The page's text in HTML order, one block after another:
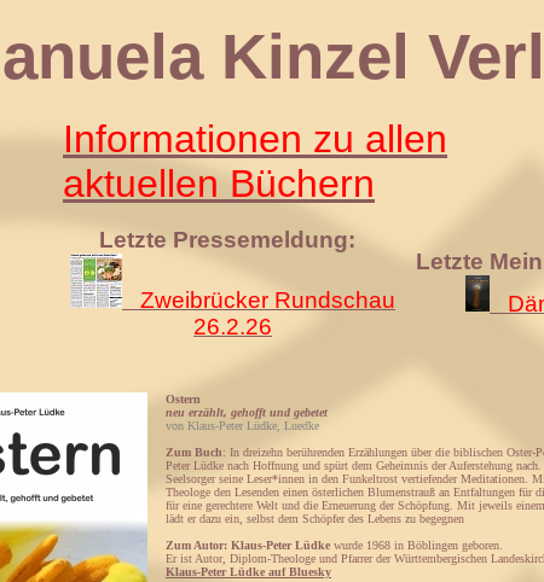
Kinzel
Informationen zu allen
aktuellen Büchern
Letzte Pressemeldung:
Zweibrücker Rundschau
26.2.26
Letzte
Ostern
neu erzählt, gehofft und gebetet
von Klaus-Peter Lüdke, Luedke
Zum Buch: In dreizehn berührenden Erzählungen über die biblischen Oster-
Peter Lüdke nach Hoffnung und spürt dem Geheimnis der Auferstehung
Seelsorger seine Leser*innen in den Funkeltrost vertiefender Meditationen.
Theologe den Lesenden einen österlichen Blumenstrauß an Entfaltungen für
für eine gerechtere Welt und die Erneuerung der Schöpfung. Mit jeweils
lädt er dazu ein, selbst dem Schöpfer des Lebens zu begegnen
Zum Autor: Klaus-Peter Lüdke wurde 1968 in Böblingen geboren.
Er ist Autor, Diplom-Theologe und Pfarrer der Württembergischen
Klaus-Peter Lüdke auf Bluesky